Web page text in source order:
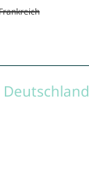
Deutschland